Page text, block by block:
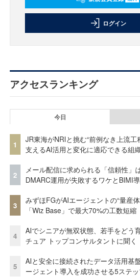
ログイン
アクセスランキング
今日
1
JR東海がNRIと挑む“前例なき上流
支えるAI活用と変化に適応できる組
2
メール配信に求められる「信頼性」
DMARC運用が失敗するワケとBIMI
3
みずほFGがAIエージェントの“量産
「Wiz Base」で最大70%の工数短縮
4
AIでシニアが無双状態、若手をどう
チュア トップコンサルタントに聞く
5
AIと安全に接続されたデータ活用基
ージェント導入を成功させる5ステ